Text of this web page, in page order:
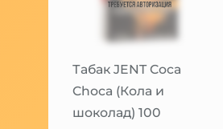
Табак JENT Coca
Choca (Кола и
шоколад) 100